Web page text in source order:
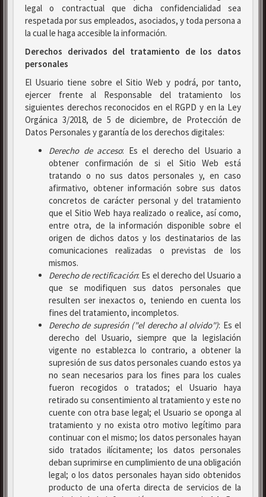
legal o contractual que dicha confidencialidad sea
respetada por sus empleados, asociados, y toda persona a
la cual le haga accesible la información.
Derechos derivados del tratamiento de los datos
personales
El Usuario tiene sobre el Sitio Web y podrá, por tanto,
ejercer frente al Responsable del tratamiento los
siguientes derechos reconocidos en el RGPD y en la Ley
Orgánica 3/2018, de 5 de diciembre, de Protección de
Datos Personales y garantía de los derechos digitales:
Derecho de acceso: Es el derecho del Usuario a
obtener confirmación de si el Sitio Web está
tratando o no sus datos personales y, en caso
afirmativo, obtener información sobre sus datos
concretos de carácter personal y del tratamiento
que el Sitio Web haya realizado o realice, así como,
entre otra, de la información disponible sobre el
origen de dichos datos y los destinatarios de las
comunicaciones realizadas o previstas de los
mismos.
Derecho de rectificación: Es el derecho del Usuario a
que se modifiquen sus datos personales que
resulten ser inexactos o, teniendo en cuenta los
fines del tratamiento, incompletos.
Derecho de supresión ("el derecho al olvido"): Es el
derecho del Usuario, siempre que la legislación
vigente no establezca lo contrario, a obtener la
supresión de sus datos personales cuando estos ya
no sean necesarios para los fines para los cuales
fueron recogidos o tratados; el Usuario haya
retirado su consentimiento al tratamiento y este no
cuente con otra base legal; el Usuario se oponga al
tratamiento y no exista otro motivo legítimo para
continuar con el mismo; los datos personales hayan
sido tratados ilícitamente; los datos personales
deban suprimirse en cumplimiento de una obligación
legal; o los datos personales hayan sido obtenidos
producto de una oferta directa de servicios de la